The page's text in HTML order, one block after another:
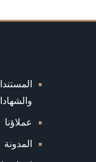
عملاؤنا
المدونة